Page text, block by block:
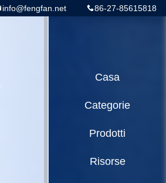
86-27-85615818
info@fengfan.net
Casa
Categorie
Prodotti
Risorse